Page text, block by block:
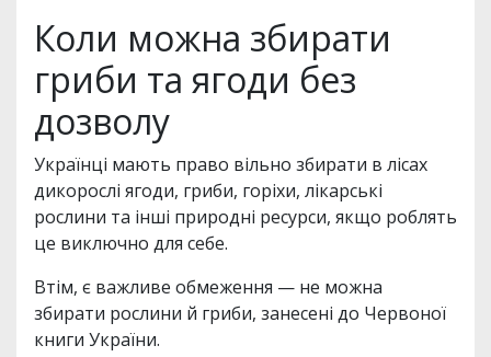
Коли можна збирати
гриби та ягоди без
дозволу
Українці мають право вільно збирати в лісах
дикорослі ягоди, гриби, горіхи, лікарські
рослини та інші природні ресурси, якщо роблять
це виключно для себе.
Втім, є важливе обмеження — не можна
збирати рослини й гриби, занесені до Червоної
книги України.